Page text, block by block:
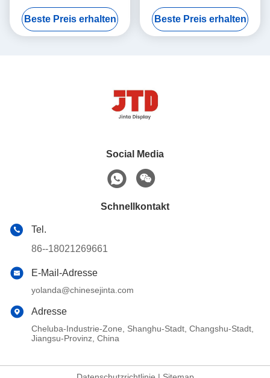
legende Zusatz-1000mm
Beste Preis erhalten
500kgs der Korb-1200mm
900mm
Beste Preis erhalten
Social Media
Schnellkontakt
Tel.
86--18021269661
E-Mail-Adresse
yolanda@chinesejinta.com
Adresse
Cheluba-Industrie-Zone, Shanghu-Stadt, Changshu-Stadt,
Jiangsu-Provinz, China